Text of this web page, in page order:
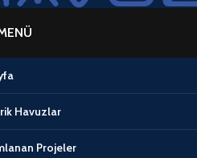
Havuzlar
Projeler